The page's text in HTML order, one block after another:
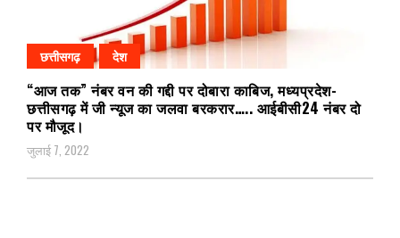
छत्तीसगढ़ देश
“आज तक” नंबर वन की गद्दी पर दोबारा काबिज, मध्यप्रदेश-
छत्तीसगढ़ में जी न्यूज का जलवा बरकरार….. आईबीसी24 नंबर दो
पर मौजूद।
जुलाई 7, 2022